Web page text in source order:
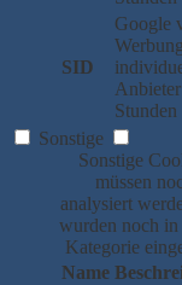
SID
Google
Anbieter
Stunden
Sonstige
Sonstige
müssen
analysiert
wurden noch in
Kategorie
Name